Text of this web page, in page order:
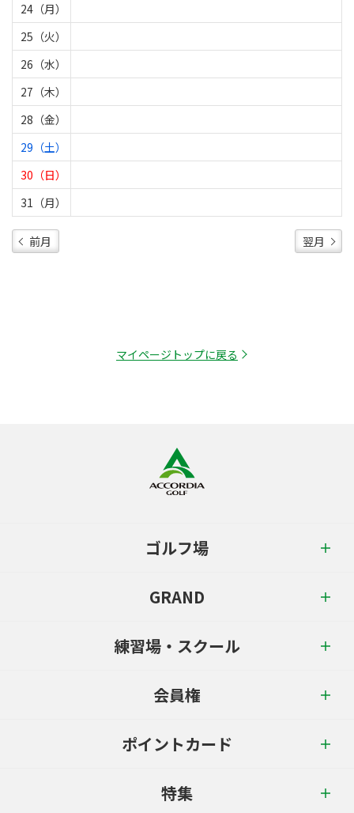
24（月）
25（火）
26（水）
27（木）
28（金）
29（土）
30（日）
31（月）
前月 翌月
マイページトップに戻る
ゴルフ場
GRAND
練習場・スクール
会員権
ポイントカード
特集